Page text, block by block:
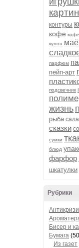
контуры
кофе
кулон маё
парфюм
пейп-арт
подсвечник
жизнь
рыба
сказки
сумки
блюд
фарфор
шкатулки
Рубрики
Бисер и
Бумага
Из газет